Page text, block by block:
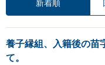
新着順
養子縁組、入籍後の苗
て。